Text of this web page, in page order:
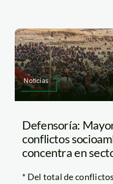
Noticias
Defensoría:
conflictos
concentra en
* Del total de